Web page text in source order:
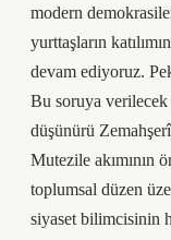
modern
yurttaşların
devam ediyoruz.
Bu soruya verilecek
düşünürü
Mutezile akımının
toplumsal düzen
siyaset bilimcisinin